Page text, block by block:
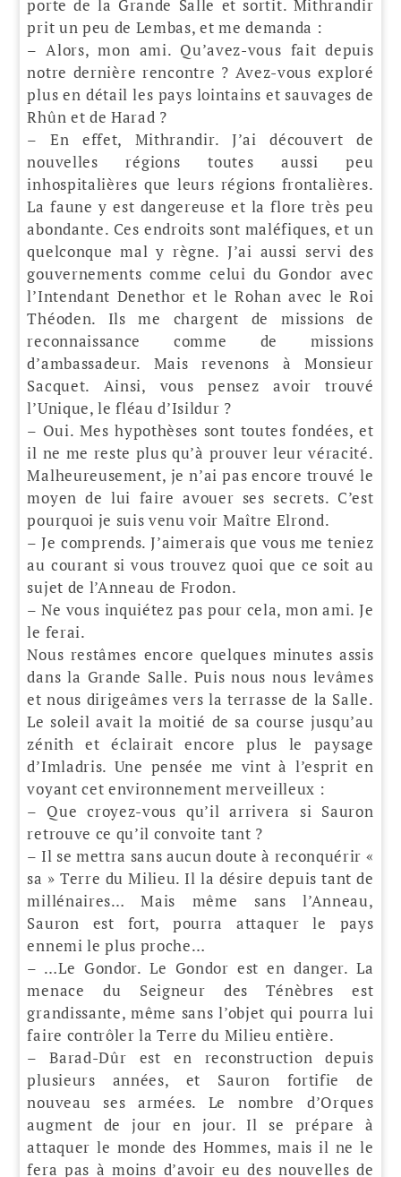
porte de la Grande Salle et sortit. Mithrandir
prit un peu de Lembas, et me demanda :
– Alors, mon ami. Qu’avez-vous fait depuis
notre dernière rencontre ? Avez-vous exploré
plus en détail les pays lointains et sauvages de
Rhûn et de Harad ?
– En effet, Mithrandir. J’ai découvert de
nouvelles régions toutes aussi peu
inhospitalières que leurs régions frontalières.
La faune y est dangereuse et la flore très peu
abondante. Ces endroits sont maléfiques, et un
quelconque mal y règne. J’ai aussi servi des
gouvernements comme celui du Gondor avec
l’Intendant Denethor et le Rohan avec le Roi
Théoden. Ils me chargent de missions de
reconnaissance comme de missions
d’ambassadeur. Mais revenons à Monsieur
Sacquet. Ainsi, vous pensez avoir trouvé
l’Unique, le fléau d’Isildur ?
– Oui. Mes hypothèses sont toutes fondées, et
il ne me reste plus qu’à prouver leur véracité.
Malheureusement, je n’ai pas encore trouvé le
moyen de lui faire avouer ses secrets. C’est
pourquoi je suis venu voir Maître Elrond.
– Je comprends. J’aimerais que vous me teniez
au courant si vous trouvez quoi que ce soit au
sujet de l’Anneau de Frodon.
– Ne vous inquiétez pas pour cela, mon ami. Je
le ferai.
Nous restâmes encore quelques minutes assis
dans la Grande Salle. Puis nous nous levâmes
et nous dirigeâmes vers la terrasse de la Salle.
Le soleil avait la moitié de sa course jusqu’au
zénith et éclairait encore plus le paysage
d’Imladris. Une pensée me vint à l’esprit en
voyant cet environnement merveilleux :
– Que croyez-vous qu’il arrivera si Sauron
retrouve ce qu’il convoite tant ?
– Il se mettra sans aucun doute à reconquérir «
sa » Terre du Milieu. Il la désire depuis tant de
millénaires… Mais même sans l’Anneau,
Sauron est fort, pourra attaquer le pays
ennemi le plus proche…
– …Le Gondor. Le Gondor est en danger. La
menace du Seigneur des Ténèbres est
grandissante, même sans l’objet qui pourra lui
faire contrôler la Terre du Milieu entière.
– Barad-Dûr est en reconstruction depuis
plusieurs années, et Sauron fortifie de
nouveau ses armées. Le nombre d’Orques
augment de jour en jour. Il se prépare à
attaquer le monde des Hommes, mais il ne le
fera pas à moins d’avoir eu des nouvelles de